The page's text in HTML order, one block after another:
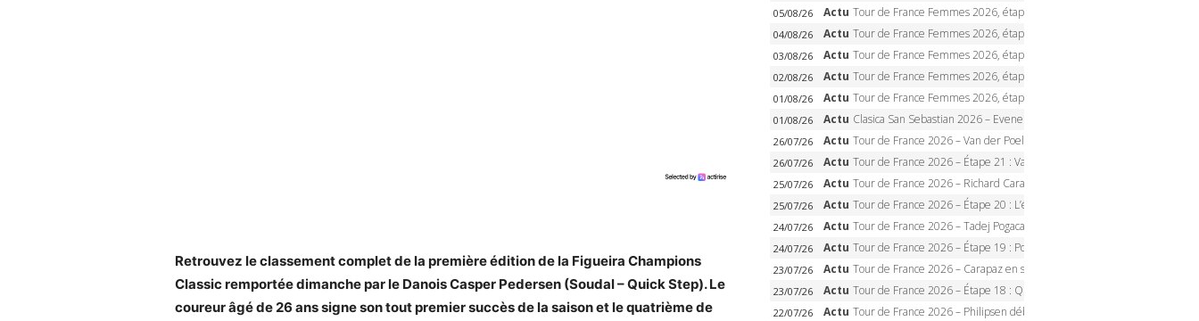
Retrouvez le classement complet de la première édition de la Figueira Champions
Classic remportée dimanche par le Danois Casper Pedersen (Soudal – Quick Step). Le
coureur âgé de 26 ans signe son tout premier succès de la saison et le quatrième de
05/08/26 Actu Tour de France Femmes 2026, étape 5 – Demi Vollering gagne à Belleville, Reusser en jaune, Ferrand-Prévot coule
04/08/26 Actu Tour de France Femmes 2026, étape 4 – Marlen Reusser écrase le chrono, Ferrand-Prévot en crise
03/08/26 Actu Tour de France Femmes 2026, étape 3 – Sigrid Haugset en solitaire, 88 km d’échappée, maillot jaune
02/08/26 Actu Tour de France Femmes 2026, étape 2 – Lorena Wiebes doublé à Genève, Markus héroïque, 7e record
01/08/26 Actu Tour de France Femmes 2026, étape 1 – Lorena Wiebes intouchable à Lausanne, premier maillot jaune
01/08/26 Actu Clasica San Sebastian 2026 – Evenepoel recordman, 4e victoire, Carapaz battu au sprint
26/07/26 Actu Tour de France 2026 – Van der Poel monumental à Paris, Pogacar égale le record des cinq sacres
26/07/26 Actu Tour de France 2026 – Étape 21 : Van der Poel, Pogacar, qui succédera à Wout van Aert sur les Champs-Elysées ?
25/07/26 Actu Tour de France 2026 – Richard Carapaz roi des Alpes, doublé et maillot à pois, Seixas perd le podium
25/07/26 Actu Tour de France 2026 – Étape 20 : L’étape reine, Galibier, Sarenne, Alpe d’Huez, qui succédera à Pogacar ?
24/07/26 Actu Tour de France 2026 – Tadej Pogacar dompte l’Alpe d’Huez, 5e victoire, record de Pantani pulvérisé
24/07/26 Actu Tour de France 2026 – Étape 19 : Pogacar peut-il enfin dompter l’Alpe d’Huez ?
23/07/26 Actu Tour de France 2026 – Carapaz en solitaire à Orcières-Merlette, Paret-Peintre à un point du maillot à pois
23/07/26 Actu Tour de France 2026 – Étape 18 : Qui domptera Orcières-Merlette, première marche vers l’Alpe d’Huez ?
22/07/26 Actu Tour de France 2026 – Philipsen débloque son compteur à Voiron, Pedersen en danger pour le maillot vert